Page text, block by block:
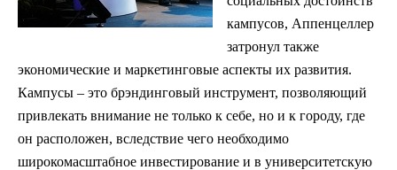
кампусов, Аппенцеллер
затронул также
экономические и маркетинговые аспекты их развития.
Кампусы – это брэндинговый инструмент, позволяющий
привлекать внимание не только к себе, но и к городу, где
он расположен, вследствие чего необходимо
широкомасштабное инвестирование и в университетскую